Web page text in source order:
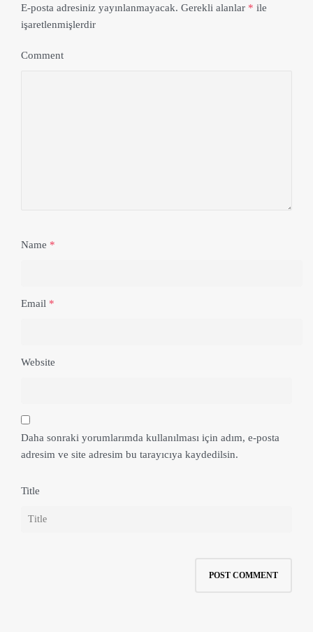
E-posta adresiniz yayınlanmayacak. Gerekli alanlar * ile
işaretlenmişlerdir
Comment
Name *
Email *
Website
Daha sonraki yorumlarımda kullanılması için adım, e-posta
adresim ve site adresim bu tarayıcıya kaydedilsin.
Title